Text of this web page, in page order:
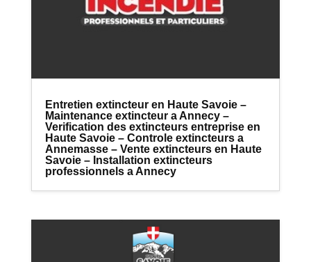
Entretien extincteur en Haute Savoie –
Maintenance extincteur a Annecy –
Verification des extincteurs entreprise en
Haute Savoie – Controle extincteurs a
Annemasse – Vente extincteurs en Haute
Savoie – Installation extincteurs
professionnels a Annecy